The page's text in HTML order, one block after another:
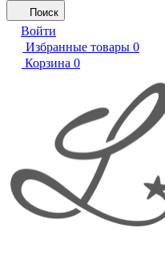
Поиск
Войти
Избранные товары 0
Корзина 0